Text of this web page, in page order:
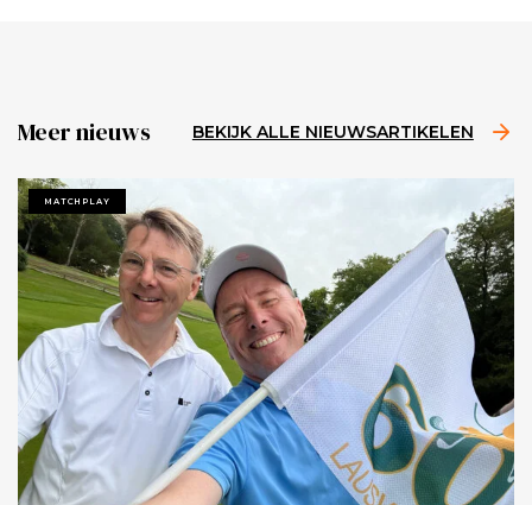
Meer nieuws BEKIJK ALLE NIEUWSARTIKELEN
MATCHPLAY